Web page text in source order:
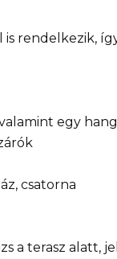
rendelkezik,
egy
csatorna
a terasz alatt,